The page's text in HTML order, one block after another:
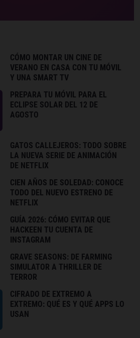
CÓMO MONTAR UN CINE DE
VERANO EN CASA CON TU MÓVIL
Y UNA SMART TV
PREPARA TU MÓVIL PARA EL
ECLIPSE SOLAR DEL 12 DE
AGOSTO
GATOS CALLEJEROS: TODO SOBRE
LA NUEVA SERIE DE ANIMACIÓN
DE NETFLIX
CIEN AÑOS DE SOLEDAD: CONOCE
TODO DEL NUEVO ESTRENO DE
NETFLIX
GUÍA 2026: CÓMO EVITAR QUE
HACKEEN TU CUENTA DE
INSTAGRAM
GRAVE SEASONS: DE FARMING
SIMULATOR A THRILLER DE
TERROR
CIFRADO DE EXTREMO A
EXTREMO: QUÉ ES Y QUÉ APPS LO
USAN